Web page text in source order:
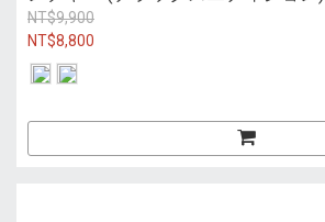
NT$9,900
NT$8,800